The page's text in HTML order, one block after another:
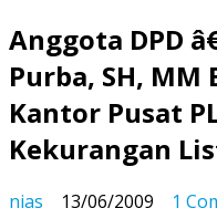
Anggota DPD
Purba, SH,
Kantor Pusat
Kekurangan
nias 13/06/2009 1